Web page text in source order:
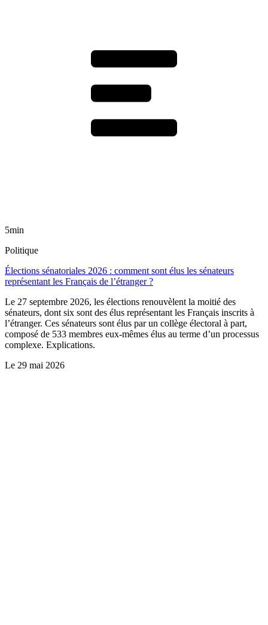
5min
Politique
Élections sénatoriales 2026 : comment sont élus les sénateurs
représentant les Français de l’étranger ?
Le 27 septembre 2026, les élections renouvèlent la moitié des
sénateurs, dont six sont des élus représentant les Français inscrits à
l’étranger. Ces sénateurs sont élus par un collège électoral à part,
composé de 533 membres eux-mêmes élus au terme d’un processus
complexe. Explications.
Le 29 mai 2026